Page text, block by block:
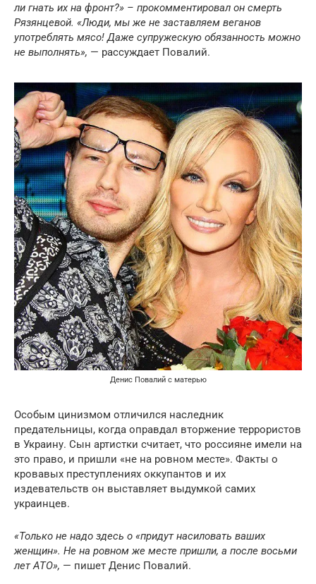
ли гнать их на фронт?» – прокомментировал он смерть
Рязянцевой. «Люди, мы же не заставляем веганов
употреблять мясо! Даже супружескую обязанность можно
не выполнять», — рассуждает Повалий.
Денис Повалий с матерью
Особым цинизмом отличился наследник
предательницы, когда оправдал вторжение террористов
в Украину. Сын артистки считает, что россияне имели на
это право, и пришли «не на ровном месте». Факты о
кровавых преступлениях оккупантов и их
издевательств он выставляет выдумкой самих
украинцев.
«Только не надо здесь о «придут насиловать ваших
женщин». Не на ровном же месте пришли, а после восьми
лет АТО», — пишет Денис Повалий.